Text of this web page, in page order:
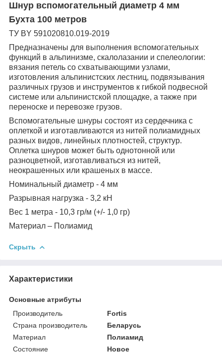
Шнур вспомогательный диаметр 4 мм
Бухта 100 метров
ТУ ВY 591020810.019-2019
Предназначены для выполнения вспомогательных
функций в альпинизме, скалолазании и спелеологии:
вязания петель со схватывающими узлами,
изготовления альпинистских лестниц, подвязывания
различных грузов и инструментов к гибкой подвесной
системе или альпинистской площадке, а также при
переноске и перевозке грузов.
Вспомогательные шнуры состоят из сердечника с
оплеткой и изготавливаются из нитей полиамидных
разных видов, линейных плотностей, структур.
Оплетка шнуров может быть однотонной или
разноцветной, изготавливаться из нитей,
неокрашенных или крашеных в массе.
Номинальный диаметр - 4 мм
Разрывная нагрузка - 3,2 кН
Вес 1 метра - 10,3 гр/м (+/- 1,0 гр)
Материал – Полиамид
Скрыть
Характеристики
Основные атрибуты
Производитель
Fortis
Страна производитель
Беларусь
Материал
Полиамид
Состояние
Новое